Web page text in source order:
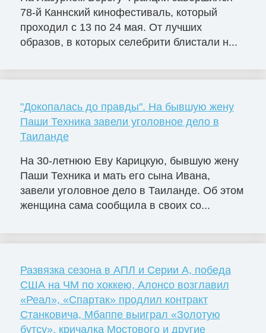
78-й Каннский кинофестиваль, который
проходил с 13 по 24 мая. От лучших
образов, в которых селебрити блистали н...
"Докопалась до правды". На бывшую жену
Паши Техника завели уголовное дело в
Таиланде
На 30-летнюю Еву Карицкую, бывшую жену
Паши Техника и мать его сына Ивана,
завели уголовное дело в Таиланде. Об этом
женщина сама сообщила в своих со...
Развязка сезона в АПЛ и Серии А, победа
США на ЧМ по хоккею, Алонсо возглавил
«Реал», «Спартак» продлил контракт
Станковича, Мбаппе выиграл «Золотую
бутсу», кричалка Мостового и другие